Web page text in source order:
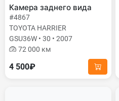
Камера заднего вида
#4867
TOYOTA HARRIER
GSU36W • 30 • 2007
72 000 км
4 500₽